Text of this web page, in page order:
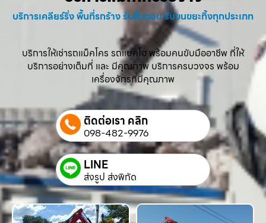
บริการเคลียร์ริ่ง พื้นที่รกร้าง รับรื้อถอน รับขนขยะทิ้งทุกประเภท
บริการให้เช่ารถแม็คโคร รถแบคโฮ พร้อมคนขับมืออาชีพ ที่ให้
บริการอย่างเต็มที่ และ มีคุณภาพ บริการครบวงจร พร้อม
เครื่องจักรที่มีคุณภาพ
ติดต่อเรา คลิก
098-482-9976
LINE
ส่งรูป ส่งพิกัด